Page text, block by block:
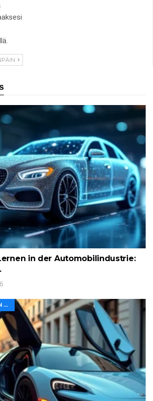
in der Automobilindustrie:
🏆 BEWERTUNG VON MERKMALEN UND WERT